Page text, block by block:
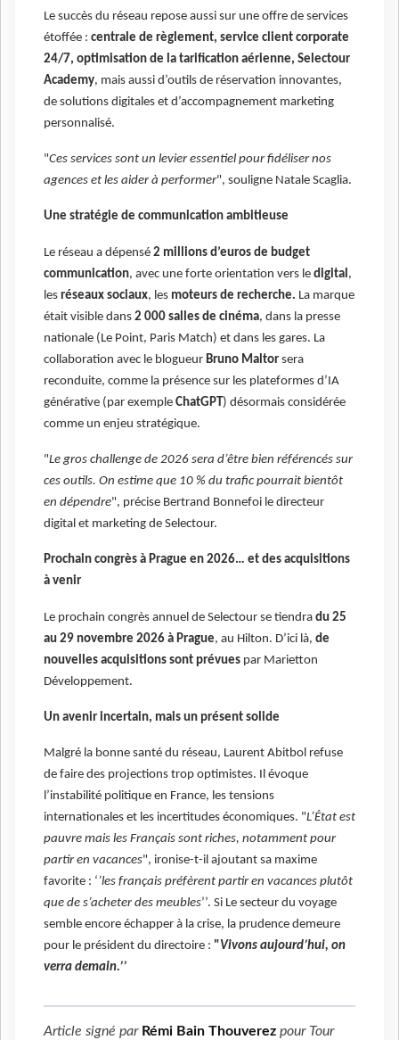
Le succès du réseau repose aussi sur une offre de services
étoffée : centrale de règlement, service client corporate
24/7, optimisation de la tarification aérienne, Selectour
Academy, mais aussi d’outils de réservation innovantes,
de solutions digitales et d’accompagnement marketing
personnalisé.
"Ces services sont un levier essentiel pour fidéliser nos
agences et les aider à performer", souligne Natale Scaglia.
Une stratégie de communication ambitieuse
Le réseau a dépensé 2 millions d’euros de budget
communication, avec une forte orientation vers le digital ,
les réseaux sociaux, les moteurs de recherche. La marque
était visible dans 2 000 salles de cinéma, dans la presse
nationale (Le Point, Paris Match) et dans les gares. La
collaboration avec le blogueur Bruno Maltor sera
reconduite, comme la présence sur les plateformes d’IA
générative (par exemple ChatGPT) désormais considérée
comme un enjeu stratégique.
"Le gros challenge de 2026 sera d’être bien référencés sur
ces outils. On estime que 10 % du trafic pourrait bientôt
en dépendre", précise Bertrand Bonnefoi le directeur
digital et marketing de Selectour.
Prochain congrès à Prague en 2026… et des acquisitions
à venir
Le prochain congrès annuel de Selectour se tiendra du 25
au 29 novembre 2026 à Prague, au Hilton. D’ici là, de
nouvelles acquisitions sont prévues par Marietton
Développement.
Un avenir incertain, mais un présent solide
Malgré la bonne santé du réseau, Laurent Abitbol refuse
de faire des projections trop optimistes. Il évoque
l’instabilité politique en France, les tensions
internationales et les incertitudes économiques. "L’État est
pauvre mais les Français sont riches, notamment pour
partir en vacances", ironise-t-il ajoutant sa maxime
favorite : ‘’les français préfèrent partir en vacances plutôt
que de s’acheter des meubles’’. Si Le secteur du voyage
semble encore échapper à la crise, la prudence demeure
pour le président du directoire : "Vivons aujourd’hui, on
verra demain.’’
Article signé par Rémi Bain Thouverez pour Tour